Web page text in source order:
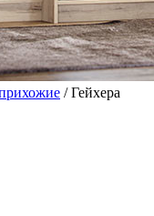
/ Гейхера